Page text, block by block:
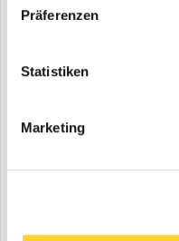
Präferenzen
Statistiken
Marketing
an Case CK62 but actuallly a